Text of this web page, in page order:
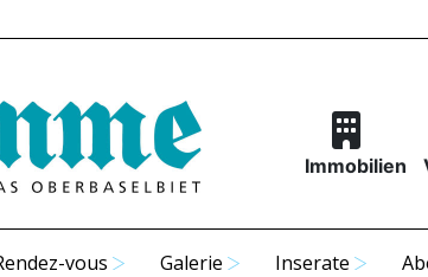
Immobilien
vous Galerie Inserate